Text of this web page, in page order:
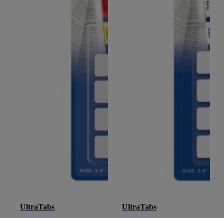
UltraTabs
UltraTabs